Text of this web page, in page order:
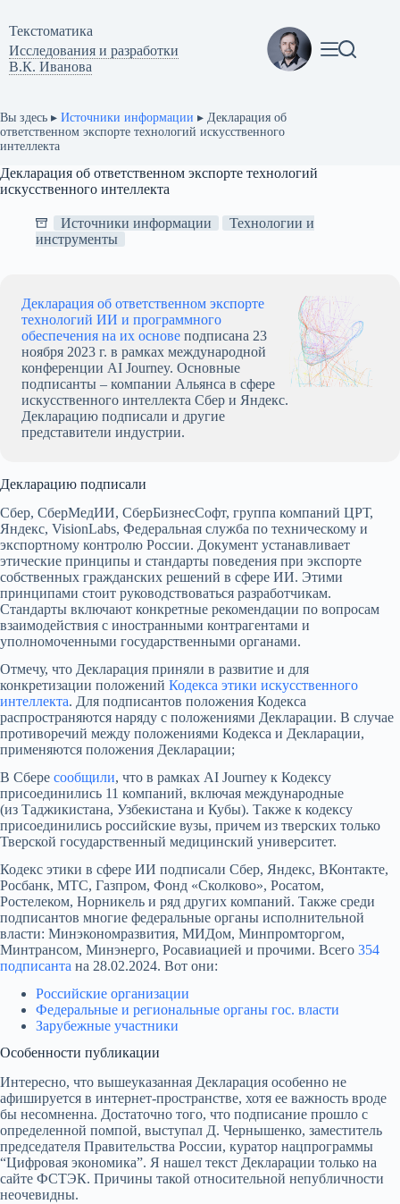
сути
Текстоматикa
Исследования и разработки
В.К. Иванова
Вы здесь ▸ Источники информации ▸ Декларация об
ответственном экспорте технологий искусственного
интеллекта
Декларация об ответственном экспорте технологий
искусственного интеллекта
Источники информации
Технологии и
инструменты
Декларация об ответственном экспорте
технологий ИИ и программного
обеспечения на их основе подписана 23
ноября 2023 г. в рамках международной
конференции AI Journey. Основные
подписанты – компании Альянса в сфере
искусственного интеллекта Сбер и Яндекс.
Декларацию подписали и другие
представители индустрии.
Декларацию подписали
Сбер, СберМедИИ, СберБизнесСофт, группа компаний ЦРТ,
Яндекс, VisionLabs, Федеральная служба по техническому и
экспортному контролю России. Документ устанавливает
этические принципы и стандарты поведения при экспорте
собственных гражданских решений в сфере ИИ. Этими
принципами стоит руководствоваться разработчикам.
Стандарты включают конкретные рекомендации по вопросам
взаимодействия с иностранными контрагентами и
уполномоченными государственными органами.
Отмечу, что Декларация приняли в развитие и для
конкретизации положений Кодекса этики искусственного
интеллекта. Для подписантов положения Кодекса
распространяются наряду с положениями Декларации. В случае
противоречий между положениями Кодекса и Декларации,
применяются положения Декларации;
В Сбере сообщили, что в рамках AI Journey к Кодексу
присоединились 11 компаний, включая международные
(из Таджикистана, Узбекистана и Кубы). Также к кодексу
присоединились российские вузы, причем из тверских только
Тверской государственный медицинский университет.
Кодекс этики в сфере ИИ подписали Сбер, Яндекс, ВКонтакте,
Росбанк, МТС, Газпром, Фонд «Сколково», Росатом,
Ростелеком, Норникель и ряд других компаний. Также среди
подписантов многие федеральные органы исполнительной
власти: Минэкономразвития, МИДом, Минпромторгом,
Минтрансом, Минэнерго, Росавиацией и прочими. Всего 354
подписанта на 28.02.2024. Вот они:
Российские организации
Федеральные и региональные органы гос. власти
Зарубежные участники
Особенности публикации
Интересно, что вышеуказанная Декларация особенно не
афишируется в интернет-пространстве, хотя ее важность вроде
бы несомненна. Достаточно того, что подписание прошло с
определенной помпой, выступал Д. Чернышенко, заместитель
председателя Правительства России, куратор нацпрограммы
“Цифровая экономика”. Я нашел текст Декларации только на
сайте ФСТЭК. Причины такой относительной непубличности
неочевидны.